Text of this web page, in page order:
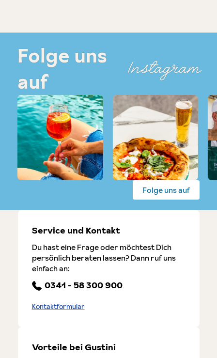
Folge uns
auf
Instagram
Folge uns auf
Service und Kontakt
Du hast eine Frage oder möchtest Dich
persönlich beraten lassen? Dann ruf uns
einfach an:
0341 - 58 300 900
Kontaktformular
Vorteile bei Gustini